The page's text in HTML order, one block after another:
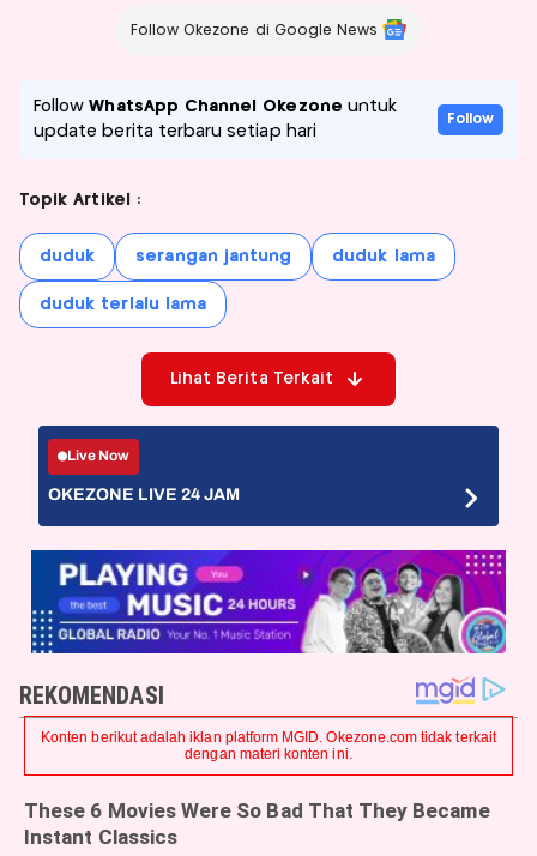
Follow Okezone di Google News
FollowWhatsApp Channel Okezone untuk
update berita terbaru setiap hari
Follow
Topik Artikel :
duduk serangan jantung duduk lama
duduk terlalu lama
Lihat Berita Terkait
Live Now
OKEZONE LIVE 24 JAM